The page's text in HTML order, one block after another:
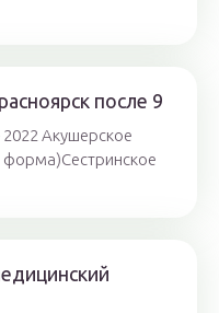
после 9
2022 Акушерское
форма)Сестринское